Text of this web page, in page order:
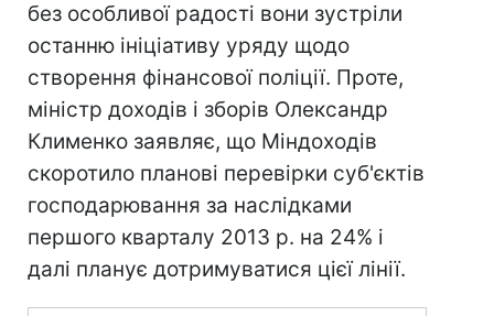
без особливої радості вони зустріли
останню ініціативу уряду щодо
створення фінансової поліції. Проте,
міністр доходів і зборів Олександр
Клименко заявляє, що Міндоходів
скоротило планові перевірки суб'єктів
господарювання за наслідками
першого кварталу 2013 р. на 24% і
далі планує дотримуватися цієї лінії.